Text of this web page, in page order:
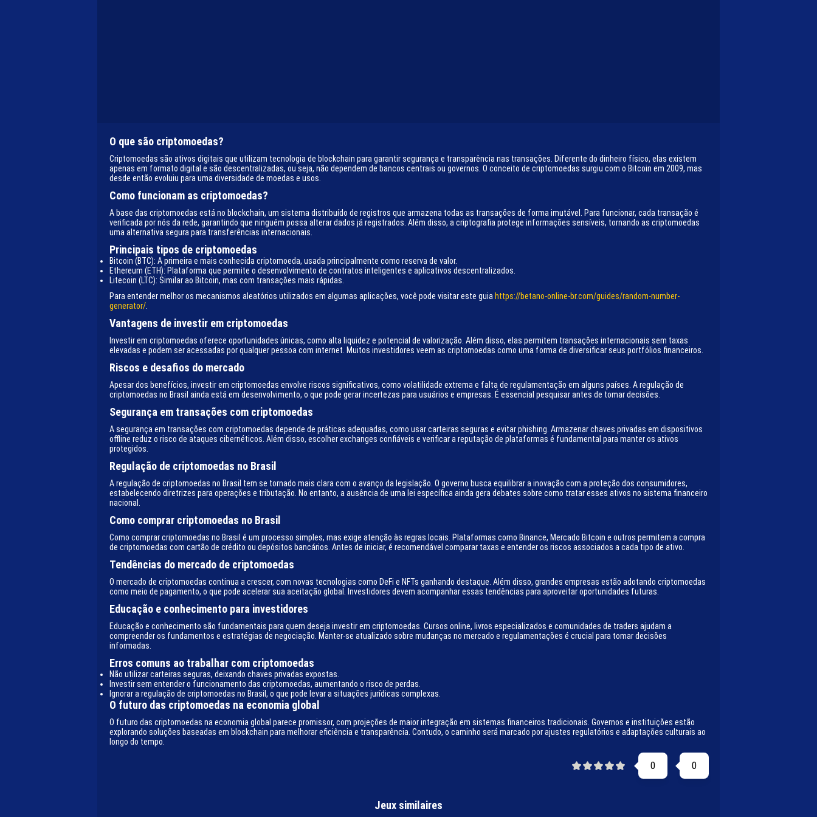
O que são criptomoedas?
Criptomoedas são ativos digitais que utilizam tecnologia de blockchain para garantir segurança e transparência nas transações. Diferente do dinheiro físico, elas existem
apenas em formato digital e são descentralizadas, ou seja, não dependem de bancos centrais ou governos. O conceito de criptomoedas surgiu com o Bitcoin em 2009, mas
desde então evoluiu para uma diversidade de moedas e usos.
Como funcionam as criptomoedas?
A base das criptomoedas está no blockchain, um sistema distribuído de registros que armazena todas as transações de forma imutável. Para funcionar, cada transação é
verificada por nós da rede, garantindo que ninguém possa alterar dados já registrados. Além disso, a criptografia protege informações sensíveis, tornando as criptomoedas
uma alternativa segura para transferências internacionais.
Principais tipos de criptomoedas
Bitcoin (BTC): A primeira e mais conhecida criptomoeda, usada principalmente como reserva de valor.
Ethereum (ETH): Plataforma que permite o desenvolvimento de contratos inteligentes e aplicativos descentralizados.
Litecoin (LTC): Similar ao Bitcoin, mas com transações mais rápidas.
Para entender melhor os mecanismos aleatórios utilizados em algumas aplicações, você pode visitar este guia https://betano-online-br.com/guides/random-number-
generator/
Vantagens de investir em criptomoedas
Investir em criptomoedas oferece oportunidades únicas, como alta liquidez e potencial de valorização. Além disso, elas permitem transações internacionais sem taxas
elevadas e podem ser acessadas por qualquer pessoa com internet. Muitos investidores veem as criptomoedas como uma forma de diversificar seus portfólios financeiros.
Riscos e desafios do mercado
Apesar dos benefícios, investir em criptomoedas envolve riscos significativos, como volatilidade extrema e falta de regulamentação em alguns países. A regulação de
criptomoedas no Brasil ainda está em desenvolvimento, o que pode gerar incertezas para usuários e empresas. É essencial pesquisar antes de tomar decisões.
Segurança em transações com criptomoedas
A segurança em transações com criptomoedas depende de práticas adequadas, como usar carteiras seguras e evitar phishing. Armazenar chaves privadas em dispositivos
offline reduz o risco de ataques cibernéticos. Além disso, escolher exchanges confiáveis e verificar a reputação de plataformas é fundamental para manter os ativos
protegidos.
Regulação de criptomoedas no Brasil
A regulação de criptomoedas no Brasil tem se tornado mais clara com o avanço da legislação. O governo busca equilibrar a inovação com a proteção dos consumidores,
estabelecendo diretrizes para operações e tributação. No entanto, a ausência de uma lei específica ainda gera debates sobre como tratar esses ativos no sistema financeiro
nacional.
Como comprar criptomoedas no Brasil
Como comprar criptomoedas no Brasil é um processo simples, mas exige atenção às regras locais. Plataformas como Binance, Mercado Bitcoin e outros permitem a compra
de criptomoedas com cartão de crédito ou depósitos bancários. Antes de iniciar, é recomendável comparar taxas e entender os riscos associados a cada tipo de ativo.
Tendências do mercado de criptomoedas
O mercado de criptomoedas continua a crescer, com novas tecnologias como DeFi e NFTs ganhando destaque. Além disso, grandes empresas estão adotando criptomoedas
como meio de pagamento, o que pode acelerar sua aceitação global. Investidores devem acompanhar essas tendências para aproveitar oportunidades futuras.
Educação e conhecimento para investidores
Educação e conhecimento são fundamentais para quem deseja investir em criptomoedas. Cursos online, livros especializados e comunidades de traders ajudam a
compreender os fundamentos e estratégias de negociação. Manter-se atualizado sobre mudanças no mercado e regulamentações é crucial para tomar decisões
informadas.
Erros comuns ao trabalhar com criptomoedas
Não utilizar carteiras seguras, deixando chaves privadas expostas.
Investir sem entender o funcionamento das criptomoedas, aumentando o risco de perdas.
Ignorar a regulação de criptomoedas no Brasil, o que pode levar a situações jurídicas complexas.
O futuro das criptomoedas na economia global
O futuro das criptomoedas na economia global parece promissor, com projeções de maior integração em sistemas financeiros tradicionais. Governos e instituições estão
explorando soluções baseadas em blockchain para melhorar eficiência e transparência. Contudo, o caminho será marcado por ajustes regulatórios e adaptações culturais ao
longo do tempo.
0 0
Jeux similaires